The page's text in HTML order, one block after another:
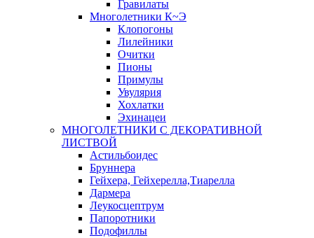
Гравилаты
Многолетники К~Э
Клопогоны
Лилейники
Очитки
Пионы
Примулы
Увулярия
Хохлатки
Эхинацеи
МНОГОЛЕТНИКИ С ДЕКОРАТИВНОЙ
ЛИСТВОЙ
Астильбоидес
Бруннера
Гейхера, Гейхерелла,Тиарелла
Дармера
Леукосцептрум
Папоротники
Подофиллы